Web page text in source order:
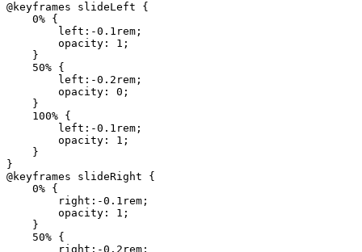
@keyframes slideLeft {
0% {
left:-0.1rem;
opacity: 1;
}
50% {
left:-0.2rem;
opacity: 0;
}
100% {
left:-0.1rem;
opacity: 1;
}
}
@keyframes slideRight {
0% {
right:-0.1rem;
opacity: 1;
}
50% {
right:-0.2rem;